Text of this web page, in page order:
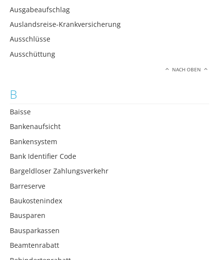
Ausgabeaufschlag
Auslandsreise-Krankversicherung
Ausschlüsse
Ausschüttung
NACH OBEN
B
Baisse
Bankenaufsicht
Bankensystem
Bank Identifier Code
Bargeldloser Zahlungsverkehr
Barreserve
Baukostenindex
Bausparen
Bausparkassen
Beamtenrabatt